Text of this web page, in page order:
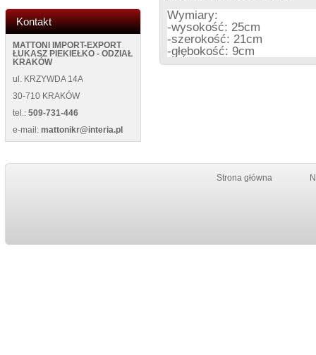
Kontakt
MATTONI IMPORT-EXPORT
ŁUKASZ PIEKIEŁKO - ODZIAŁ
KRAKÓW
ul. KRZYWDA 14A
30-710 KRAKÓW
tel.: 509-731-446
e-mail: mattonikr@interia.pl
Wymiary:
-wysokość: 25cm
-szerokość: 21cm
-głębokość: 9cm
Strona główna